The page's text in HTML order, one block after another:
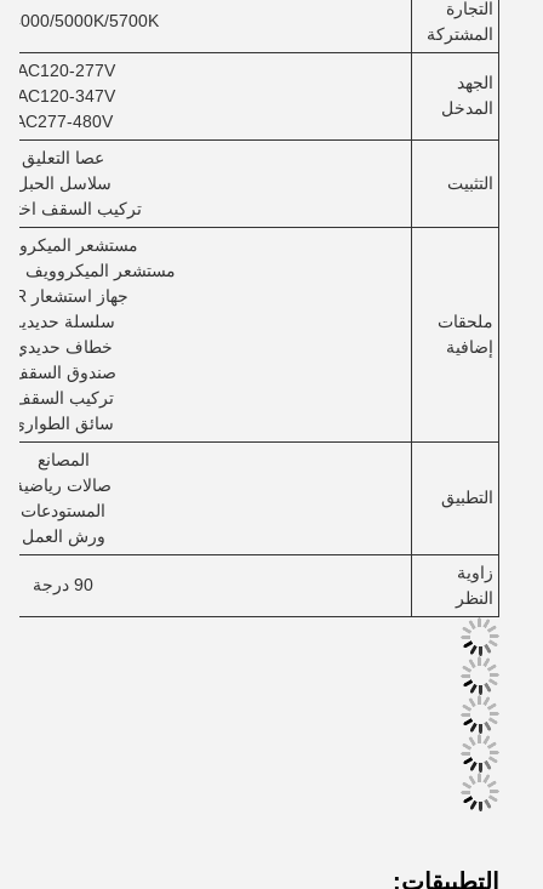
التجارة
المشتركة
4000/5000K/5700K
الجهد
المدخل
AC120-277V/
AC120-347V/
AC277-480V
التثبيت
عصا التعليق
سلاسل الحبل
تركيب السقف
ملحقات
إضافية
مستشعر
مستشعر الميكروويف ((ZHaga)
جهاز استشعار PIR
سلسلة حديدية
خطاف حديدي
صندوق السقف
تركيب السقف
سائق الطوارئ
التطبيق
المصانع
صالات رياضية
المستودعات
ورش العمل
زاوية
النظر
90 درجة
التطبيقات: